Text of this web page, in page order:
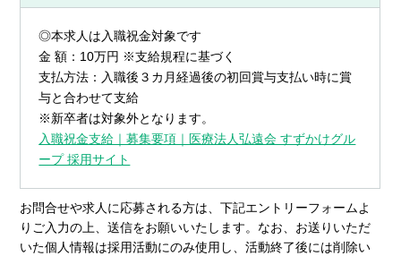
◎本求人は入職祝金対象です
金 額：10万円 ※支給規程に基づく
支払方法：入職後３カ月経過後の初回賞与支払い時に賞
与と合わせて支給
※新卒者は対象外となります。
入職祝金支給｜募集要項｜医療法人弘遠会 すずかけグル
ープ 採用サイト
お問合せや求人に応募される方は、下記エントリーフォームよ
りご入力の上、送信をお願いいたします。なお、お送りいただ
いた個人情報は採用活動にのみ使用し、活動終了後には削除い